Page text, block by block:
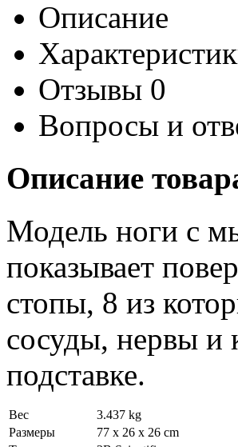
Описание
Отзывы 0
Вопросы и
Описание
Модель ноги с
показывает
стопы, 8 из
сосуды, нервы и
подставке.
Вес
3.437 kg
Размеры
77 x 26 x 26 cm